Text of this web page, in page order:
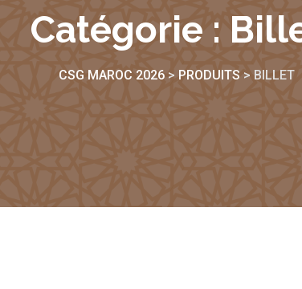
Catégorie :
CSG MAROC 2026 > PRODUITS > BILLET